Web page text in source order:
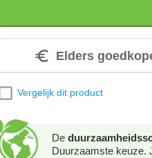
Elders
Vergelijk dit product
De
Duurzaamste keuze.